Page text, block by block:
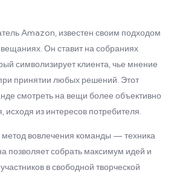
Amazon, известен своим подходом
Он ставит на собраниях
символизирует клиента, чье мнение
принятии любых решений. Этот
смотреть на вещи более объективно
из интересов потребителя.
вовлечения команды — техника
позволяет собрать максимум идей и
в свободной творческой